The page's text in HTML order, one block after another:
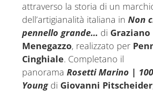
attraverso la storia di un
dell’artigianalità italiana in Non
pennello grande… di Graziano
Menegazzo, realizzato per
Cinghiale. Completano il
panorama Rosetti Marino |
Youngdi Giovanni Pitscheider